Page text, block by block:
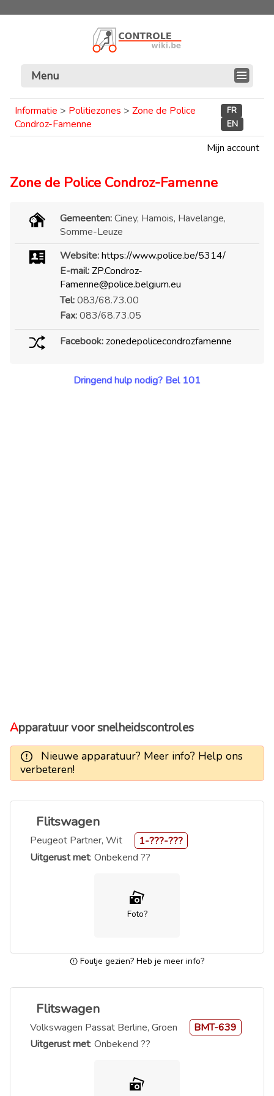
Menu
Informatie > Politiezones > Zone de Police
Condroz-Famenne
FR
EN
Mijn account
Zone de Police Condroz-Famenne
Gemeenten:Ciney, Hamois, Havelange,
Somme-Leuze
Website:https://www.police.be/5314/
E-mail: ZP.Condroz-
Famenne@police.belgium.eu
Tel:083/68.73.00
Fax:083/68.73.05
Facebook: zonedepolicecondrozfamenne
Dringend hulp nodig? Bel 101
Apparatuur voor snelheidscontroles
Nieuwe apparatuur? Meer info? Help ons
verbeteren!
Flitswagen
Peugeot Partner, Wit
1-???-???
Uitgerust met: Onbekend ??
Foto?
Foutje gezien? Heb je meer info?
Flitswagen
Volkswagen Passat Berline, Groen
BMT-639
Uitgerust met: Onbekend ??